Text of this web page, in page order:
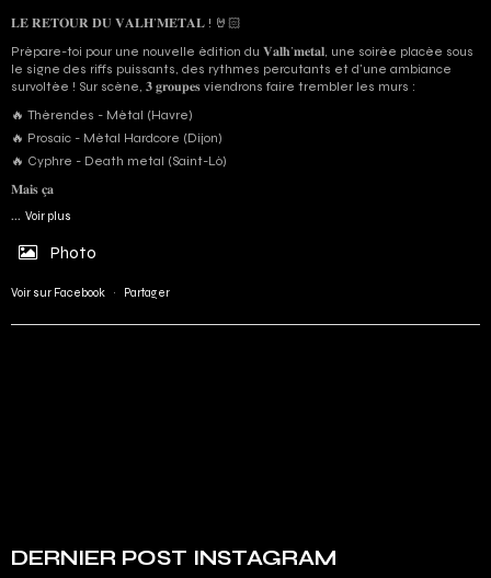
𝐋𝐄 𝐑𝐄𝐓𝐎𝐔𝐑 𝐃𝐔 𝐕𝐀𝐋𝐇’𝐌𝐄𝐓𝐀𝐋 ! 🤘🏻
Prépare-toi pour une nouvelle édition du 𝐕𝐚𝐥𝐡’𝐦𝐞𝐭𝐚𝐥, une soirée placée sous
le signe des riffs puissants, des rythmes percutants et d'une ambiance
survoltée ! Sur scène, 𝟑 𝐠𝐫𝐨𝐮𝐩𝐞𝐬 viendrons faire trembler les murs :
🔥 Thérendes - Métal (Havre)
🔥 Prosaic - Métal Hardcore (Dijon)
🔥 Cyphre - Death metal (Saint-Lô)
𝐌𝐚𝐢𝐬 𝐜̧𝐚
... Voir plus
Photo
Voir sur Facebook · Partager
DERNIER POST INSTAGRAM